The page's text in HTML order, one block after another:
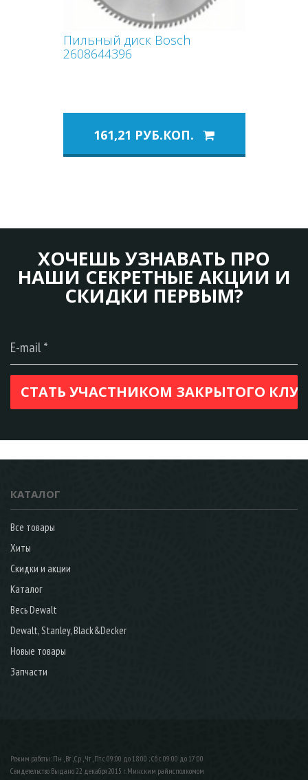
Пильный диск Bosch
2608644396
161,21 РУБ.КОП.
ХОЧЕШЬ УЗНАВАТЬ ПРО
НАШИ СЕКРЕТНЫЕ АКЦИИ И
СКИДКИ ПЕРВЫМ?
КАТАЛОГ
Все товары
Хиты
Скидки и акции
Каталог
Весь Dewalt
Dewalt, Stanley, Black&Decker
Новые товары
Запчасти
Режим работы: Пн , Вт , Ср , Чт , Пт c 09:00 до 18:00 ; Сб c 09:00 до 17:00
Свидетельство Выдано 22 декабря 2015 г. Минским райисполкомом